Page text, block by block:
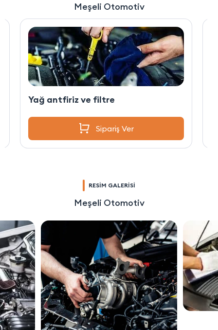
Meşeli Otomotiv
Yağ antfiriz ve filtre
Sipariş Ver
RESİM GALERİSİ
Meşeli Otomotiv